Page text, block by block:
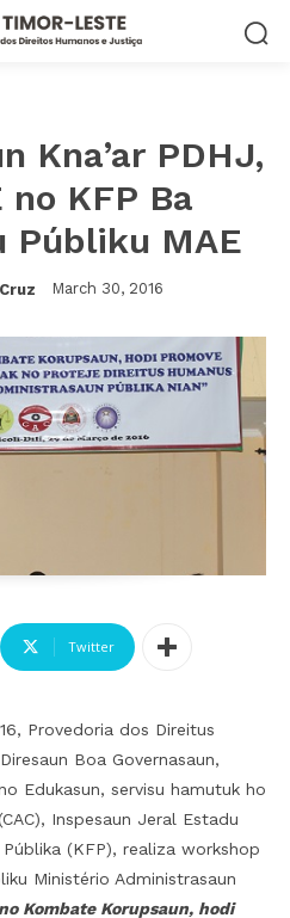
Kna’ar PDHJ,
no KFP Ba
Públiku MAE
March 30, 2016
Twitter
Provedoria dos Direitus
Boa Governasaun,
Edukasun, servisu hamutuk ho
Inspesaun Jeral Estadu
(KFP), realiza workshop
Ministério Administrasaun
Kombate Korupsaun, hodi